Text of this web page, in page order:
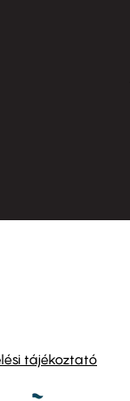
tájékoztató